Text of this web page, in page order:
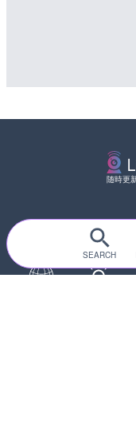
随時更
都道府県別